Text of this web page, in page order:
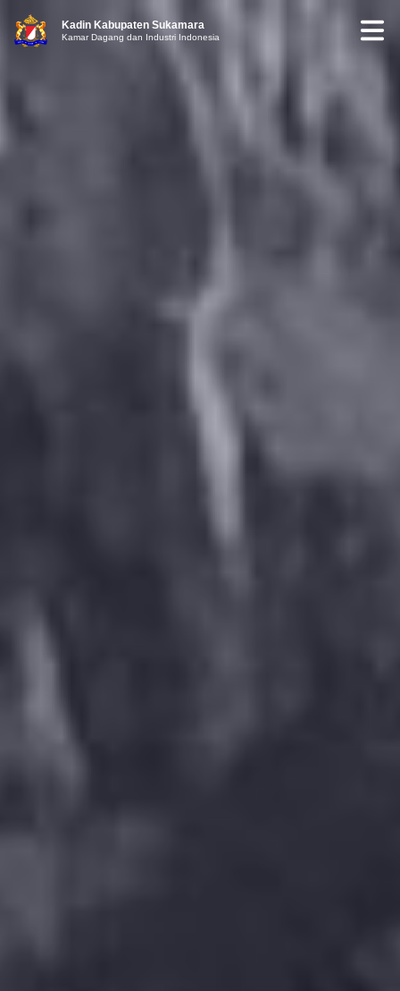
Kadin Kabupaten Sukamara
Kamar Dagang dan Industri Indonesia